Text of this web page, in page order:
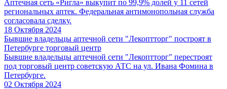
Аптечная сеть «Ригла» выкупит по 99,9% долей у 11 сетей
региональных аптек. Федеральная антимонопольная служба
согласовала сделку.
18 Октября 2024
Бывшие владельцы аптечной сети "Лекоптторг" построят в
Петербурге торговый центр
Бывшие владельцы аптечной сети "Лекоптторг" перестроят
под торговый центр советскую АТС на ул. Ивана Фомина в
Петербурге.
02 Октября 2024